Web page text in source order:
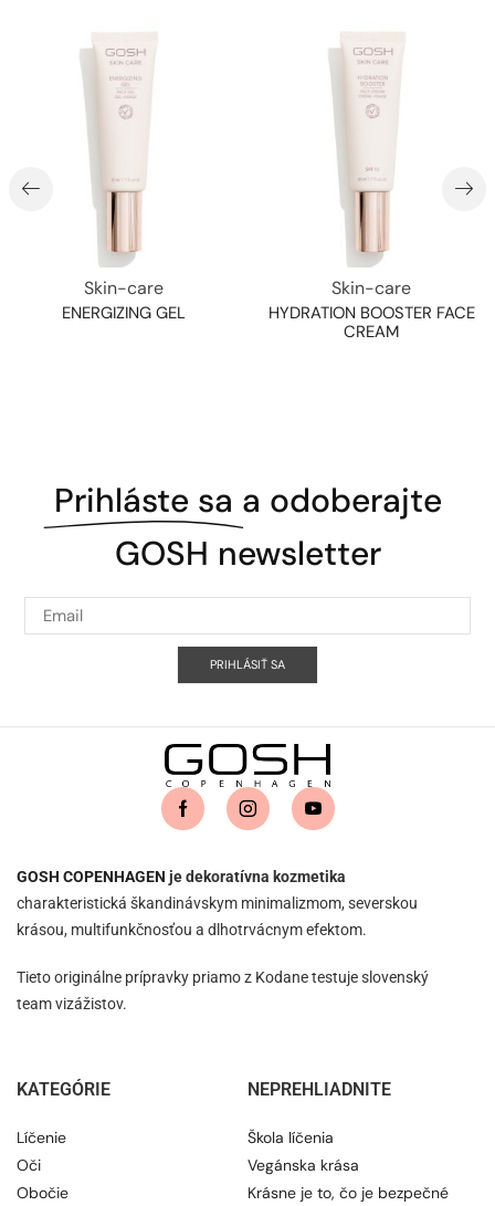
Skin-care
ENERGIZING GEL
Skin-care
HYDRATION BOOSTER FACE
CREAM
Prihláste sa a odoberajte
GOSH newsletter
PRIHLÁSIŤ SA
GOSH COPENHAGEN je dekoratívna kozmetika
charakteristická škandinávskym minimalizmom, severskou
krásou, multifunkčnosťou a dlhotrvácnym efektom.
Tieto originálne prípravky priamo z Kodane testuje slovenský
team vizážistov.
KATEGÓRIE
Líčenie
Oči
Obočie
NEPREHLIADNITE
Škola líčenia
Vegánska krása
Krásne je to, čo je bezpečné